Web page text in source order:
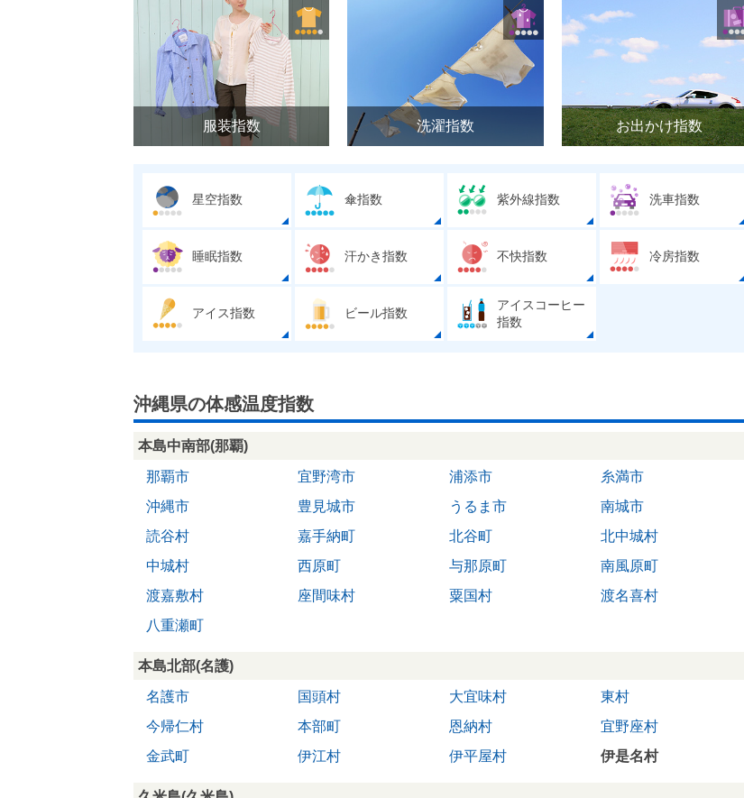
服装指数 洗濯指数 お出かけ指数
星空指数 傘指数 紫外線指数 洗車指数
睡眠指数 汗かき指数 不快指数 冷房指数
アイス指数 ビール指数
アイスコーヒー
指数
沖縄県の体感温度指数
本島中南部(那覇)
那覇市
宜野湾市 浦添市
糸満市
沖縄市
豊見城市 うるま市
南城市
読谷村
嘉手納町 北谷町
北中城村
中城村
西原町 与那原町
南風原町
渡嘉敷村
座間味村 粟国村
渡名喜村
八重瀬町
本島北部(名護)
名護市
国頭村 大宜味村
東村
今帰仁村
本部町 恩納村
宜野座村
金武町
伊江村 伊平屋村 伊是名村